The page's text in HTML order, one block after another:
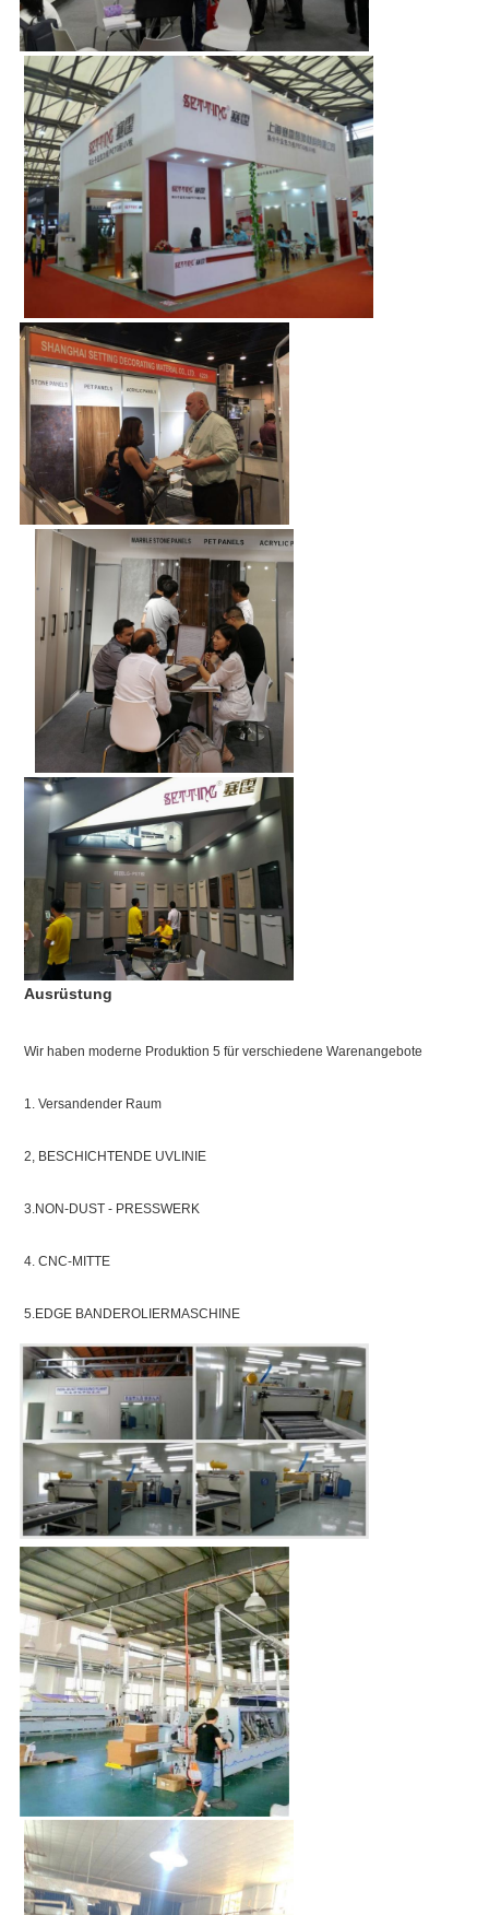
Ausrüstung
Wir haben moderne Produktion 5 für verschiedene Warenangebote
1. Versandender Raum
2, BESCHICHTENDE UVLINIE
3.NON-DUST - PRESSWERK
4. CNC-MITTE
5.EDGE BANDEROLIERMASCHINE